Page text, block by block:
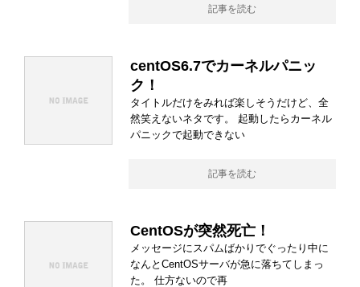
記事を読む
centOS6.7でカーネルパニッ
ク！
タイトルだけをみれば楽しそうだけど、全
然笑えないネタです。 起動したらカーネル
パニックで起動できない
記事を読む
CentOSが突然死亡！
メッセージにスパムばかりでぐったり中に
なんとCentOSサーバが急に落ちてしまっ
た。 仕方ないので再